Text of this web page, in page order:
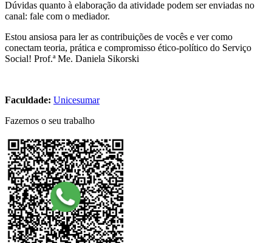
Dúvidas quanto à elaboração da atividade podem ser enviadas no
canal: fale com o mediador.
Estou ansiosa para ler as contribuições de vocês e ver como
conectam teoria, prática e compromisso ético-político do Serviço
Social! Prof.ª Me. Daniela Sikorski
Faculdade: Unicesumar
Fazemos o seu trabalho